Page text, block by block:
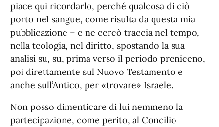
piace qui ricordarlo, perché qualcosa di ciò
porto nel sangue, come risulta da questa mia
pubblicazione – e ne cercò traccia nel tempo,
nella teologia, nel diritto, spostando la sua
analisi su, su, prima verso il periodo preniceno,
poi direttamente sul Nuovo Testamento e
anche sull’Antico, per «trovare» Israele.
Non posso dimenticare di lui nemmeno la
partecipazione, come perito, al Concilio